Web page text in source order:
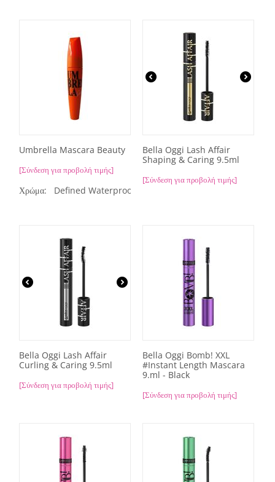
Umbrella Mascara Beauty
[Σύνδεση για προβολή τιμής]
Χρώμα: Defined Waterproof,
Bella Oggi Lash Affair
Shaping & Caring 9.5ml
[Σύνδεση για προβολή τιμής]
Bella Oggi Lash Affair
Curling & Caring 9.5ml
[Σύνδεση για προβολή τιμής]
Bella Oggi Bomb! XXL
#Instant Length Mascara
9.ml - Black
[Σύνδεση για προβολή τιμής]